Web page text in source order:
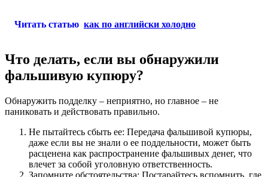
Читать статью как по английски холодно
Что делать, если вы обнаружили
фальшивую купюру?
Обнаружить подделку – неприятно, но главное – не
паниковать и действовать правильно.
Не пытайтесь сбыть ее: Передача фальшивой купюры,
даже если вы не знали о ее поддельности, может быть
расценена как распространение фальшивых денег, что
влечет за собой уголовную ответственность.
Запомните обстоятельства: Постарайтесь вспомнить, где